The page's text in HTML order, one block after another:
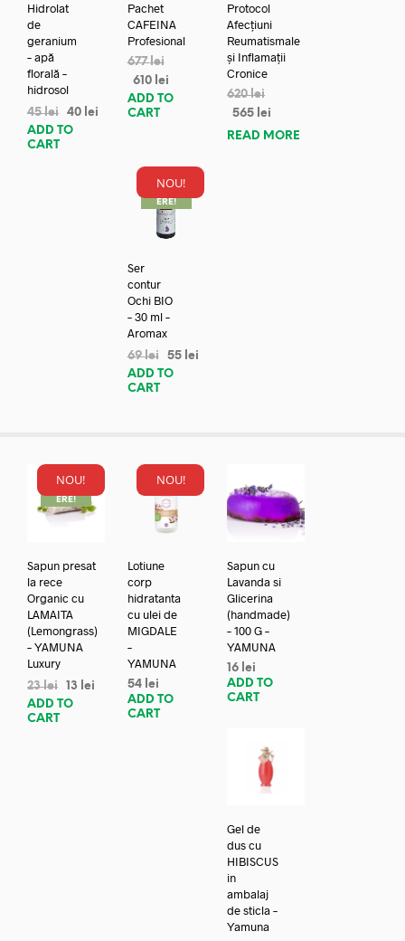
Hidrolat
de
geranium
– apă
florală –
hidrosol
45lei 40 lei
ADD TO
CART
Pachet
CAFEINA
Profesional
677lei
610 lei
ADD TO
CART
Protocol
Afecțiuni
Reumatismale
și Inflamații
Cronice
620lei
565 lei
READ MORE
NOU!
REDUC
ERE!
Ser
contur
Ochi BIO
– 30 ml –
Aromax
69lei 55 lei
ADD TO
CART
NOU!
REDUC
ERE!
Sapun presat
la rece
Organic cu
LAMAITA
(Lemongrass)
– YAMUNA
Luxury
23lei 13
lei
ADD TO
CART
NOU!
Lotiune
corp
hidratanta
cu ulei de
MIGDALE
–
YAMUNA
54 lei
ADD TO
CART
Sapun cu
Lavanda si
Glicerina
(handmade)
– 100 G –
YAMUNA
16 lei
ADD TO
CART
Gel de
dus cu
HIBISCUS
in
ambalaj
de sticla –
Yamuna